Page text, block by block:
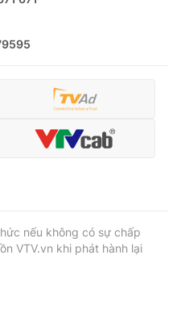
nếu không có sự chấp
VTV.vn khi phát hành lại